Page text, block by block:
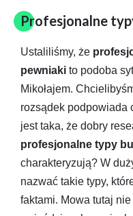
Profesjonalne
Ustaliliśmy, że
pewniaki to podoba
Mikołajem.
rozsądek podpowiada
jest taka, że dobry
profesjonalne typy
charakteryzują? W
nazwać takie typy,
faktami. Mowa tutaj